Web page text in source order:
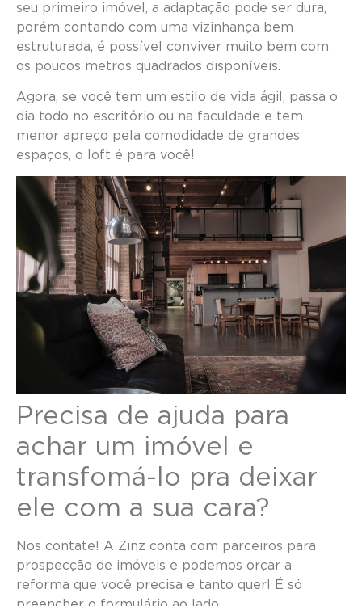
seu primeiro imóvel, a adaptação pode ser dura,
porém contando com uma vizinhança bem
estruturada, é possível conviver muito bem com
os poucos metros quadrados disponíveis.
Agora, se você tem um estilo de vida ágil, passa o
dia todo no escritório ou na faculdade e tem
menor apreço pela comodidade de grandes
espaços, o loft é para você!
Precisa de ajuda para
achar um imóvel e
transfomá-lo pra deixar
ele com a sua cara?
Nos contate! A Zinz conta com parceiros para
prospecção de imóveis e podemos orçar a
reforma que você precisa e tanto quer! É só